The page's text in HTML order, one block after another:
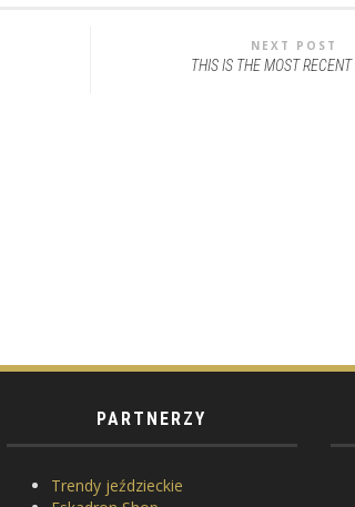
NEXT POST
THIS IS THE MOST RECENT
PARTNERZY
Trendy jeździeckie